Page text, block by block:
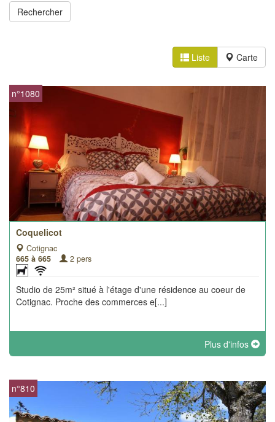
Liste Carte
Coquelicot
Cotignac
665 à 665
2 pers
Studio de 25m² situé à l'étage d'une résidence au coeur de
Cotignac. Proche des commerces e[...]
Plus d'infos
n°1080
n°810